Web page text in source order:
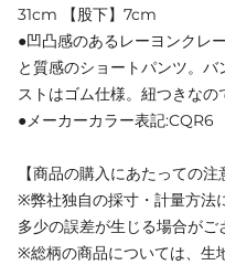
31cm 【股下】7cm
●凹凸感のあるレーヨンクレ
と質感のショートパンツ。
ストはゴム仕様。紐つきなの
●メーカーカラー表記:CQR6
【商品の購入にあたっての注
※弊社独自の採寸・計量方法
多少の誤差が生じる場合がご
※総柄の商品については、生